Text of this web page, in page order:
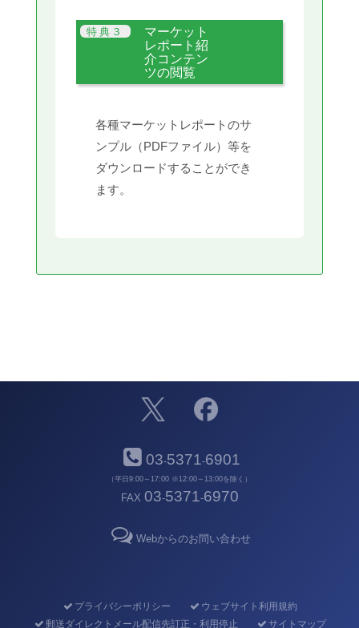
マーケット
レポート紹
介コンテン
ツの閲覧
各種マーケットレポートのサ
ンプル（PDFファイル）等を
ダウンロードすることができ
ます。
03-5371-6901
（平日9:00～17:00 ※12:00～13:00を除く）
FAX 03-5371-6970
Webからのお問い合わせ
プライバシーポリシー
ウェブサイト利用規約
郵送ダイレクトメール配信先訂正・利用停止
サイトマップ